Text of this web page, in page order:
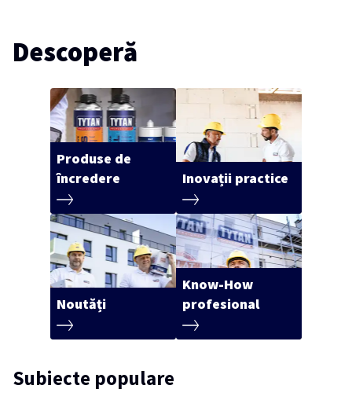
Descoperă
Produse de
încredere
Inovații practice
Noutăți
Know-How
profesional
Subiecte populare